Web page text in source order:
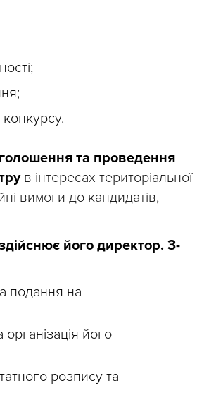
та проведення
в інтересах територіальної
вимоги до кандидатів,
його директор. З-
подання на
його
розпису та